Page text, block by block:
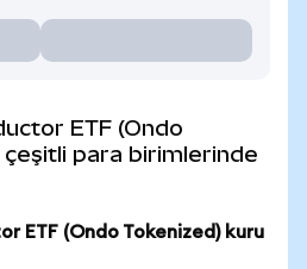
ETF (Ondo
çeşitli para birimlerinde
ETF (Ondo Tokenized) kuru